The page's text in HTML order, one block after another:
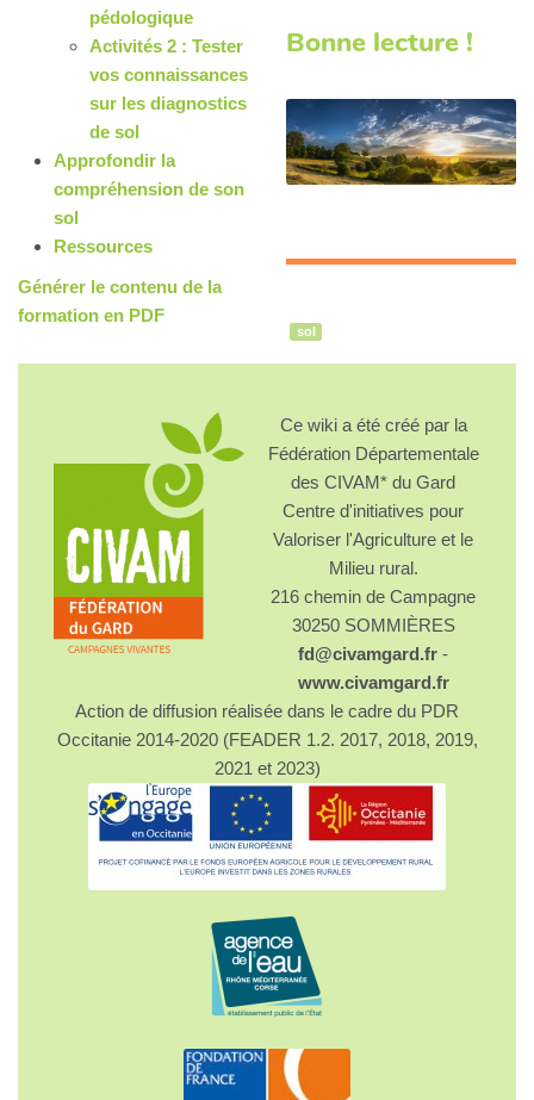
pédologique
Activités 2 : Tester
vos connaissances
sur les diagnostics
de sol
Approfondir la
compréhension de son
sol
Ressources
Générer le contenu de la
formation en PDF
Bonne lecture !
sol
Ce wiki a été créé par la
Fédération Départementale
des CIVAM* du Gard
Centre d'initiatives pour
Valoriser l'Agriculture et le
Milieu rural.
216 chemin de Campagne
30250 SOMMIÈRES
fd@civamgard.fr -
www.civamgard.fr
Action de diffusion réalisée dans le cadre du PDR
Occitanie 2014-2020 (FEADER 1.2. 2017, 2018, 2019,
2021 et 2023)